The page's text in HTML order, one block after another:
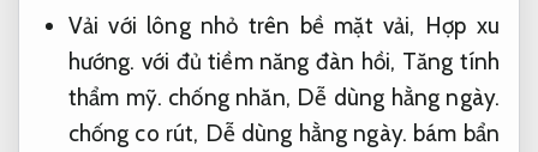
Vải với lông nhỏ trên bề mặt vải, Hợp xu
hướng. với đủ tiềm năng đàn hồi, Tăng tính
thẩm mỹ. chống nhăn, Dễ dùng hằng ngày.
chống co rút, Dễ dùng hằng ngày. bám bẩn